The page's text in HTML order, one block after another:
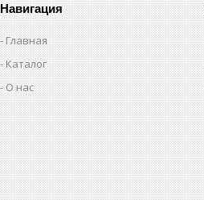
Навигация
Главная
Каталог
О нас